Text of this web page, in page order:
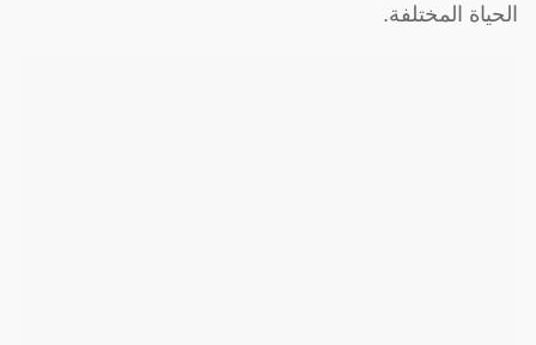
الحياة المختلفة.